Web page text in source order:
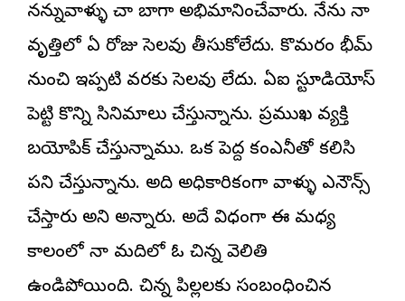
నన్నువాళ్ళు చాలా బాగా అభిమానించేవారు. నేను నా
వృత్తిలో ఏ రోజు సెలవు తీసుకోలేదు. కొమరం భీమ్‌
నుంచి ఇప్పటి వరకు సెలవు లేదు. ఏఐ స్టూడియోస్‌
పెట్టి కొన్ని సినిమాలు చేస్తున్నాను. ప్రముఖ వ్యక్తి
బయోపిక్‌ చేస్తున్నాము. ఒక పెద్ద కంఎనీతో కలిసి
పని చేస్తున్నాను. అది అధికారికంగా వాళ్ళు ఎనౌన్స్‌
చేస్తారు అని అన్నారు. అదే విధంగా ఈ మధ్య
కాలంలో నా మదిలో ఓ చిన్న వెలితి
ఉండిపోయింది. చిన్న పిల్లలకు సంబంధించిన